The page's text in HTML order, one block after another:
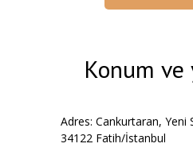
Konum
Adres: Cankurtaran, Yeni
34122 Fatih/İstanbul